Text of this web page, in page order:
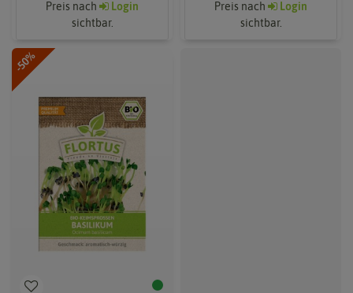
Preis nach
Login
sichtbar.
Preis nach
Login
sichtbar.
-50%